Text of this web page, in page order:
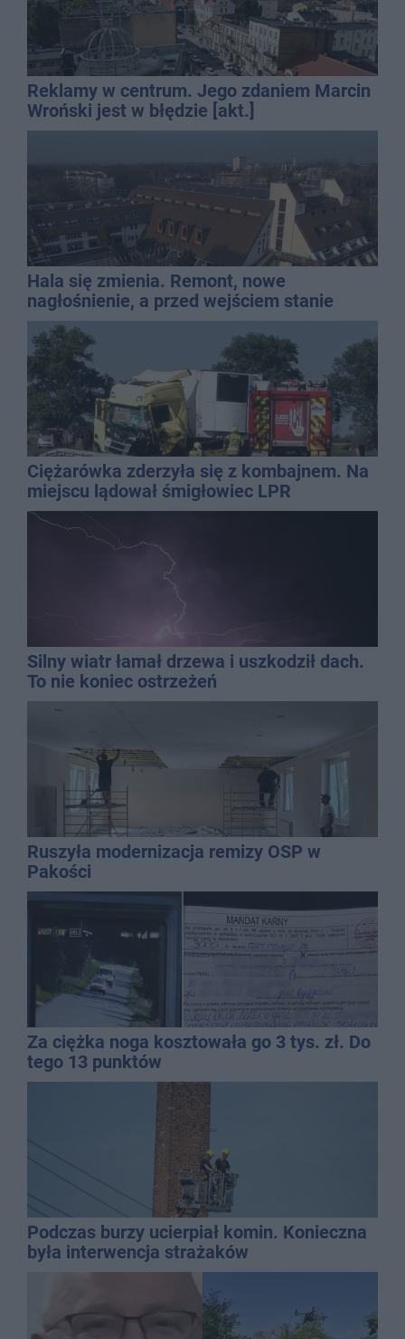
Reklamy w centrum. Jego zdaniem Marcin
Wroński jest w błędzie [akt.]
Hala się zmienia. Remont, nowe
nagłośnienie, a przed wejściem stanie
QEMETICA ARENA
Ciężarówka zderzyła się z kombajnem. Na
miejscu lądował śmigłowiec LPR
Silny wiatr łamał drzewa i uszkodził dach.
To nie koniec ostrzeżeń
Ruszyła modernizacja remizy OSP w
Pakości
Za ciężka noga kosztowała go 3 tys. zł. Do
tego 13 punktów
Podczas burzy ucierpiał komin. Konieczna
była interwencja strażaków